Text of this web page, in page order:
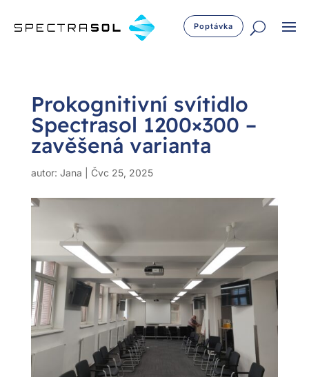
Poptávka
Prokognitivní svítidlo
Spectrasol 1200×300 –
zavěšená varianta
autor: Jana Čvc 25, 2025